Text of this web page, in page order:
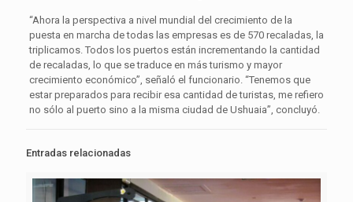
“Ahora la perspectiva a nivel mundial del crecimiento de la
puesta en marcha de todas las empresas es de 570 recaladas, la
triplicamos. Todos los puertos están incrementando la cantidad
de recaladas, lo que se traduce en más turismo y mayor
crecimiento económico”, señaló el funcionario. “Tenemos que
estar preparados para recibir esa cantidad de turistas, me refiero
no sólo al puerto sino a la misma ciudad de Ushuaia”, concluyó.
Entradas relacionadas